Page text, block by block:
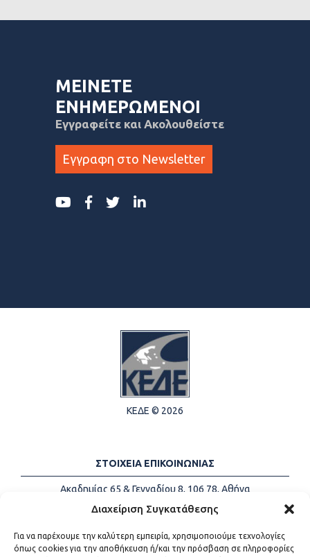
Διαχείριση Συγκατάθεσης
Για να παρέχουμε την καλύτερη εμπειρία, χρησιμοποιούμε τεχνολογίες
όπως cookies για την αποθήκευση ή/και την πρόσβαση σε πληροφορίες
ΜΕΙΝΕΤΕ
ΕΝΗΜΕΡΩΜΕΝΟΙ
Εγγραφείτε και Ακολουθείστε
Εγγραφη στο Newsletter
ΚΕΔΕ © 2026
ΣΤΟΙΧΕΙΑ ΕΠΙΚΟΙΝΩΝΙΑΣ
Ακαδημίας 65 & Γενναδίου 8, 106 78, Αθήνα
Τηλέφωνα:
+30 213-2147500
Email:
info@kede.gr